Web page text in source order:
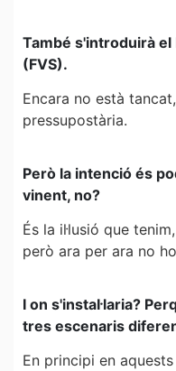
També s'introduirà
(FVS).
Encara no està
pressupostària.
Però la intenció és
vinent, no?
És la il·lusió que
però ara per ara no
I on s'instal·laria?
tres escenaris
En principi en